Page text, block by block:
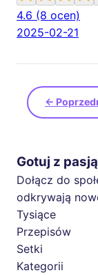
4.6 (8 ocen)
2025-02-21
←
Gotuj z
Dołącz do
odkrywają
Tysiące
Przepisów
Setki
Kategorii